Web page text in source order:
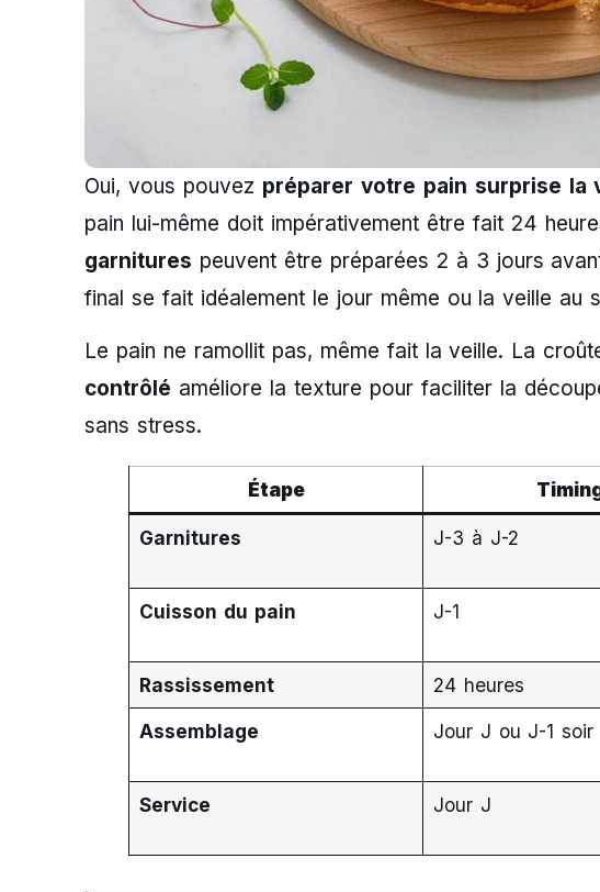
Oui, vous pouvez préparer votre pain surprise la
pain lui-même doit impérativement être fait 24
garnitures peuvent être préparées 2 à 3 jours
final se fait idéalement le jour même ou la veille au
Le pain ne ramollit pas, même fait la veille. La
contrôlé améliore la texture pour faciliter la
sans stress.
Étape
Garnitures J-3 à J-2
Cuisson du pain
J-1
Rassissement
24 heures
Assemblage
Jour J ou J-1 soir
Service
Jour J